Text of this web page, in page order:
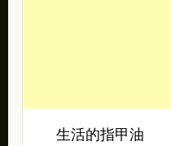
生活的指甲油